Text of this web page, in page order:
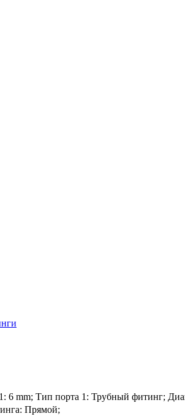
6 mm; Тип порта 1: Трубный фитинг;
Прямой;